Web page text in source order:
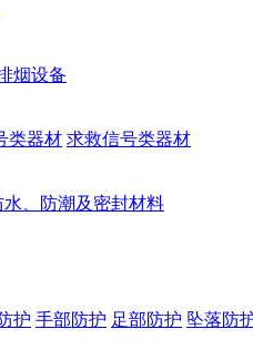
烟设备
类器材 求救信号类器材
水、防潮及密封材料
护 手部防护 足部防护 坠落防